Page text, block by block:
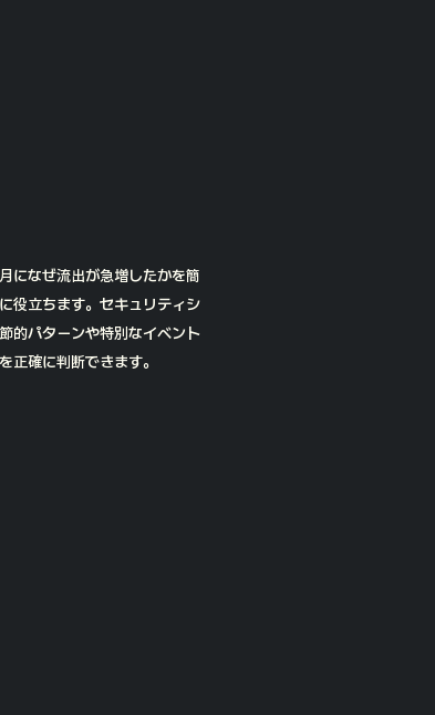
になぜ流出が急増したかを簡
役立ちます。セキュリティシ
的パターンや特別なイベント
正確に判断できます。